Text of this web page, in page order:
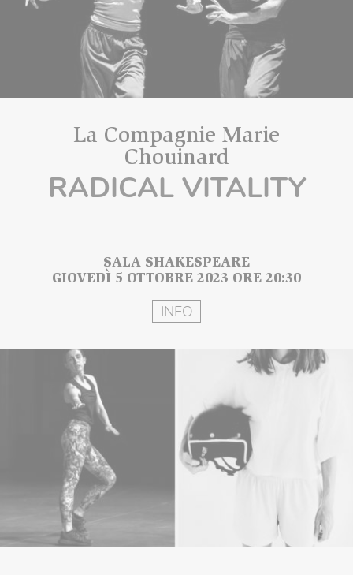
La Compagnie Marie
Chouinard
RADICAL VITALITY
SALA SHAKESPEARE
GIOVEDÌ 5 OTTOBRE 2023 ORE 20:30
INFO